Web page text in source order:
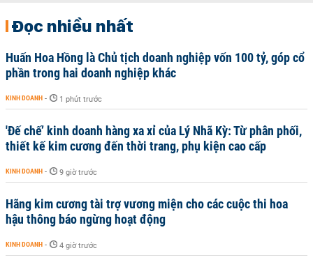
Đọc nhiều nhất
Huấn Hoa Hồng là Chủ tịch doanh nghiệp vốn 100 tỷ, góp cổ
phần trong hai doanh nghiệp khác
KINH DOANH - 1 phút trước
'Đế chế’ kinh doanh hàng xa xỉ của Lý Nhã Kỳ: Từ phân phối,
thiết kế kim cương đến thời trang, phụ kiện cao cấp
KINH DOANH - 9 giờ trước
Hãng kim cương tài trợ vương miện cho các cuộc thi hoa
hậu thông báo ngừng hoạt động
KINH DOANH - 4 giờ trước